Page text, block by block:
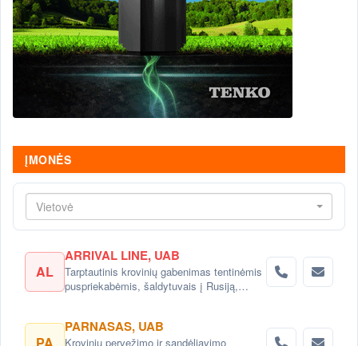
ĮMONĖS
Vietovė
AL
ARRIVAL LINE, UAB
Tarptautinis krovinių gabenimas tentinėmis
puspriekabėmis, šaldytuvais į Rusiją,
PA
PARNASAS, UAB
Krovinių pervežimo ir sandėliavimo